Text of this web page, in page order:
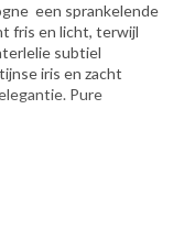
een sprankelende
fris en licht, terwijl
subtiel
iris en zacht
Pure